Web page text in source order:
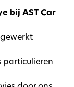
bij AST Car
particulieren